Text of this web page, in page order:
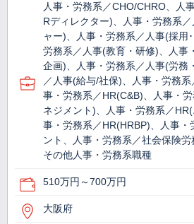
人事・労務系／CHO/CHRO、人
Rディレクター)、人事・労務系
ャー)、人事・労務系／人事(採用
労務系／人事(教育・研修)、人事
企画)、人事・労務系／人事(労務
／人事(給与/社保)、人事・労務
事・労務系／HR(C&B)、人事・
ネジメント)、人事・労務系／
事・労務系／HR(HRBP)、人事・
ント、人事・労務系／社会保険
その他人事・労務系職種
510万円～700万円
大阪府